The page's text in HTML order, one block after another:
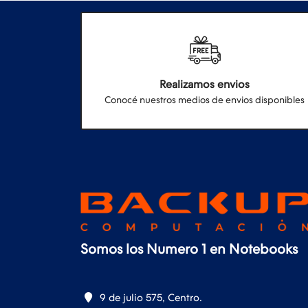
Realizamos envios
Conocé nuestros medios de envios disponibles
Somos los Numero 1 en Notebooks
9 de julio 575, Centro.